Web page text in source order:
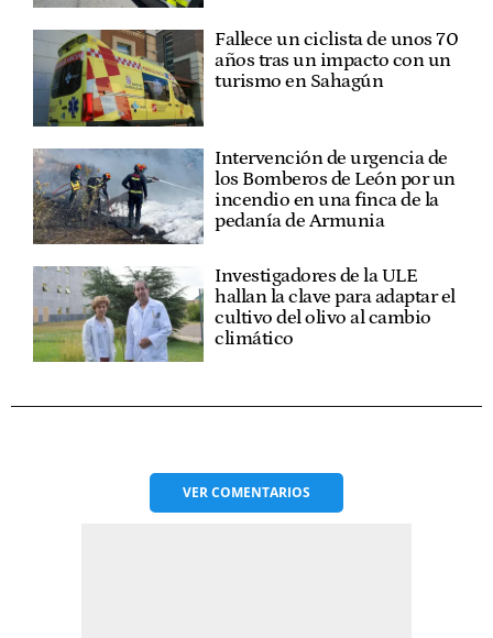
Fallece un ciclista de unos 70
años tras un impacto con un
turismo en Sahagún
Intervención de urgencia de
los Bomberos de León por un
incendio en una finca de la
pedanía de Armunia
Investigadores de la ULE
hallan la clave para adaptar el
cultivo del olivo al cambio
climático
VERCOMENTARIOS